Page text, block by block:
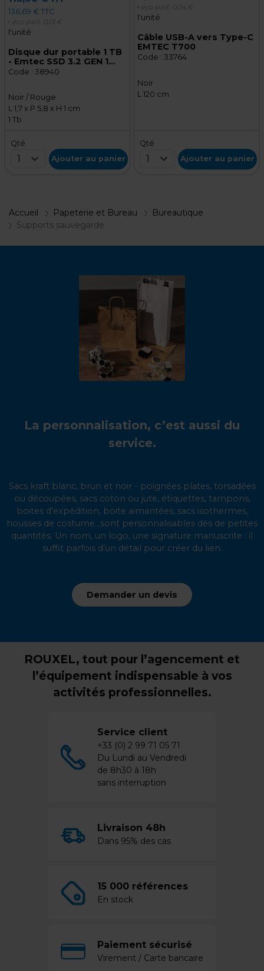
136,69 € TTC
+ éco-part. 0,01 €
l'unité
Disque dur portable 1 TB
- Emtec SSD 3.2 GEN 1
X200
Code : 38940
Noir / Rouge
L 1,7 x P 5,8 x H 1 cm
1 Tb
Qté
1 Ajouter au panier
+ éco-part. 0,04 €
l'unité
Câble USB-A vers Type-C
EMTEC T700
Code : 33764
Noir
L 120 cm
Qté
1 Ajouter au panier
Accueil Papeterie et Bureau
Bureautique
Supports sauvegarde
La personnalisation, c’est aussi du
service.
Sacs kraft blanc, brun et noir - poignées plates, torsadées
ou découpées, sacs coton ou jute, étiquettes, tampons,
boites d’expédition, boite aimantées, sacs isothermes,
housses de costume...sont personnalisables dès de petites
quantités. Un nom, un logo, une signature manuscrite : il
suffit parfois d’un détail pour créer du lien.
Demander un devis
ROUXEL, tout pour l’agencement et
l’équipement indispensable à vos
activités professionnelles.
Service client
+33 (0) 2 99 71 05 71
Du Lundi au Vendredi
de 8h30 à 18h
sans interruption
Livraison 48h
Dans 95% des cas
15 000 références
En stock
Paiement sécurisé
Virement / Carte bancaire